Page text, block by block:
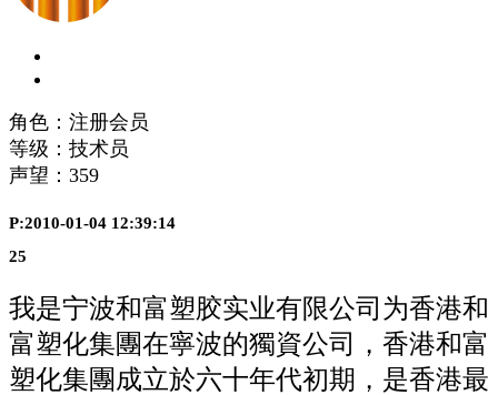
角色：注册会员
等级：技术员
声望： 359
P:2010-01-04 12:39:14
25
我是宁波和富塑胶实业有限公司为香港和
富塑化集團在寧波的獨資公司，香港和富
塑化集團成立於六十年代初期，是香港最